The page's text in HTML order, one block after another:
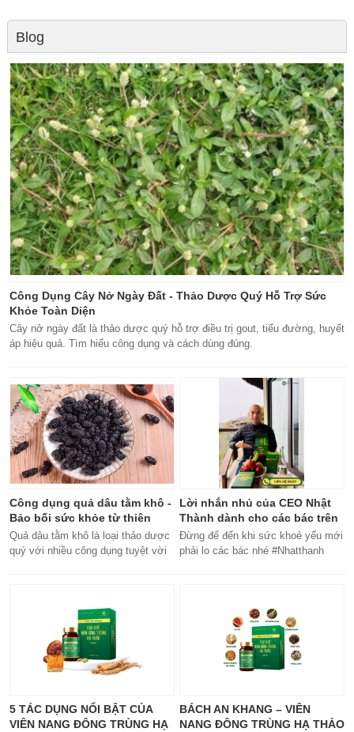
Blog
Công Dụng Cây Nở Ngày Đất - Thảo Dược Quý Hỗ Trợ Sức
Khỏe Toàn Diện
Cây nở ngày đất là thảo dược quý hỗ trợ điều trị gout, tiểu đường, huyết
áp hiệu quả. Tìm hiểu công dụng và cách dùng đúng.
Công dụng quả dâu tằm khô -
Bảo bối sức khỏe từ thiên
nhiên
Quả dâu tằm khô là loại thảo dược
quý với nhiều công dụng tuyệt vời
Lời nhắn nhủ của CEO Nhật
Thành dành cho các bác trên
50 tuổi
Đừng để đến khi sức khoẻ yếu mới
phải lo các bác nhé #Nhatthanh
#khoetubentrong #nhatthanhbak
5 TÁC DỤNG NỔI BẬT CỦA
VIÊN NANG ĐÔNG TRÙNG HẠ
BÁCH AN KHANG – VIÊN
NANG ĐÔNG TRÙNG HẠ THẢO